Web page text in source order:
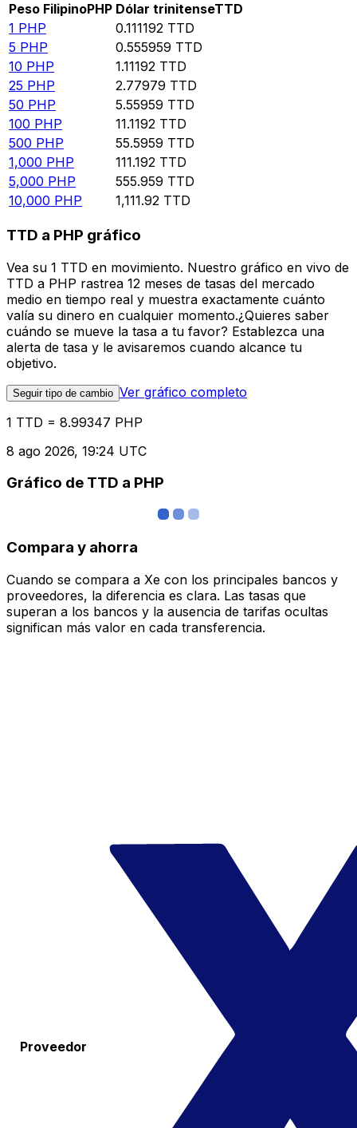
Peso FilipinoPHP Dólar trinitenseTTD
1 PHP 0.111192 TTD
5 PHP 0.555959 TTD
10 PHP 1.11192 TTD
25 PHP 2.77979 TTD
50 PHP 5.55959 TTD
100 PHP 11.1192 TTD
500 PHP 55.5959 TTD
1,000 PHP 111.192 TTD
5,000 PHP 555.959 TTD
10,000 PHP 1,111.92 TTD
TTD a PHP gráfico
Vea su 1 TTD en movimiento. Nuestro gráfico en vivo de
TTD a PHP rastrea 12 meses de tasas del mercado
medio en tiempo real y muestra exactamente cuánto
valía su dinero en cualquier momento.¿Quieres saber
cuándo se mueve la tasa a tu favor? Establezca una
alerta de tasa y le avisaremos cuando alcance tu
objetivo.
Seguir tipo de cambio Ver gráfico completo
1 TTD = 8.99347 PHP
8 ago 2026, 19:24 UTC
Gráfico de TTD a PHP
Compara y ahorra
Cuando se compara a Xe con los principales bancos y
proveedores, la diferencia es clara. Las tasas que
superan a los bancos y la ausencia de tarifas ocultas
significan más valor en cada transferencia.
Proveedor